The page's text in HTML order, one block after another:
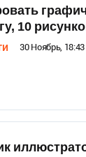
10
30 Ноябрь, 18:43